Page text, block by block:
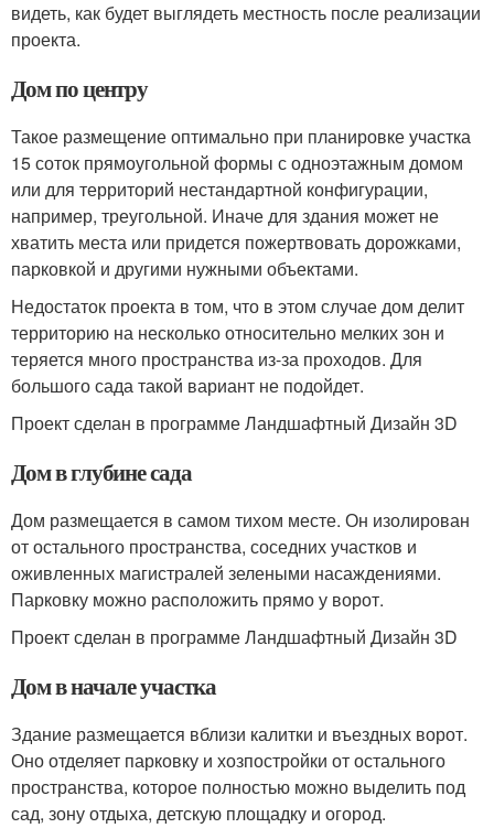
видеть, как будет выглядеть местность после реализации
проекта.
Дом по центру
Такое размещение оптимально при планировке участка
15 соток прямоугольной формы с одноэтажным домом
или для территорий нестандартной конфигурации,
например, треугольной. Иначе для здания может не
хватить места или придется пожертвовать дорожками,
парковкой и другими нужными объектами.
Недостаток проекта в том, что в этом случае дом делит
территорию на несколько относительно мелких зон и
теряется много пространства из-за проходов. Для
большого сада такой вариант не подойдет.
Проект сделан в программе Ландшафтный Дизайн 3D
Дом в глубине сада
Дом размещается в самом тихом месте. Он изолирован
от остального пространства, соседних участков и
оживленных магистралей зелеными насаждениями.
Парковку можно расположить прямо у ворот.
Проект сделан в программе Ландшафтный Дизайн 3D
Дом в начале участка
Здание размещается вблизи калитки и въездных ворот.
Оно отделяет парковку и хозпостройки от остального
пространства, которое полностью можно выделить под
сад, зону отдыха, детскую площадку и огород.